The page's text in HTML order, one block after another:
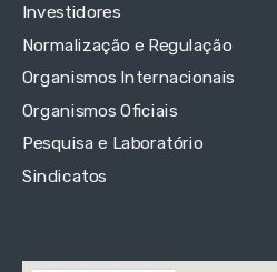
Investidores
Normalização e Regulação
Organismos Internacionais
Organismos Oficiais
Pesquisa e Laboratório
Sindicatos